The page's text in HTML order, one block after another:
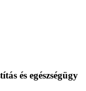
és egészségügy